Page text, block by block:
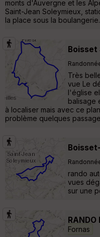
monts d'Auvergne et les
Saint-Jean Soleymieux,
la place sous la
Boisset
Très
vue Le
l'église
balisage
à localiser mais avec ce
problème quelques
rando
vues
sur une
RANDO
Fornas